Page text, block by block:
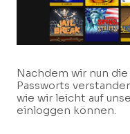
Nachdem wir nun
Passworts
wie wir leicht auf
einloggen können.